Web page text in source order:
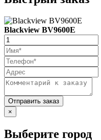
Blackview BV9600E
×
Выберите город